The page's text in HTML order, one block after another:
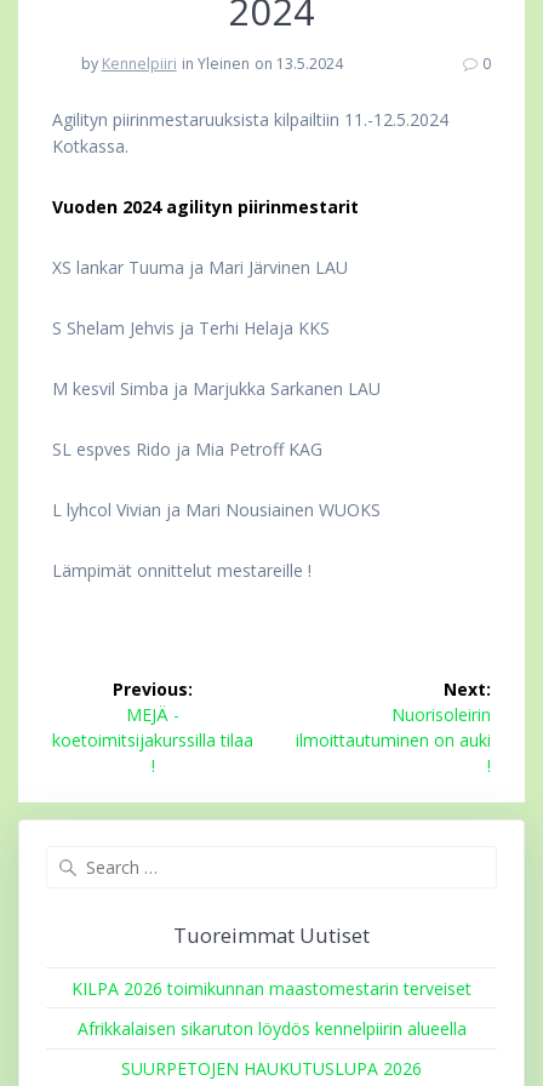
2024
by Kennelpiiri in Yleinen on 13.5.2024 0
Agilityn piirinmestaruuksista kilpailtiin 11.-12.5.2024
Kotkassa.
Vuoden 2024 agilityn piirinmestarit
XS lankar Tuuma ja Mari Järvinen LAU
S Shelam Jehvis ja Terhi Helaja KKS
M kesvil Simba ja Marjukka Sarkanen LAU
SL espves Rido ja Mia Petroff KAG
L lyhcol Vivian ja Mari Nousiainen WUOKS
Lämpimät onnittelut mestareille !
Artikkelien
selaus
Previous:
Previous
post:
MEJÄ -
koetoimitsijakurssilla tilaa
!
Next:
Next
post:
Nuorisoleirin
ilmoittautuminen on auki
!
Tuoreimmat Uutiset
KILPA 2026 toimikunnan maastomestarin terveiset
Afrikkalaisen sikaruton löydös kennelpiirin alueella
SUURPETOJEN HAUKUTUSLUPA 2026